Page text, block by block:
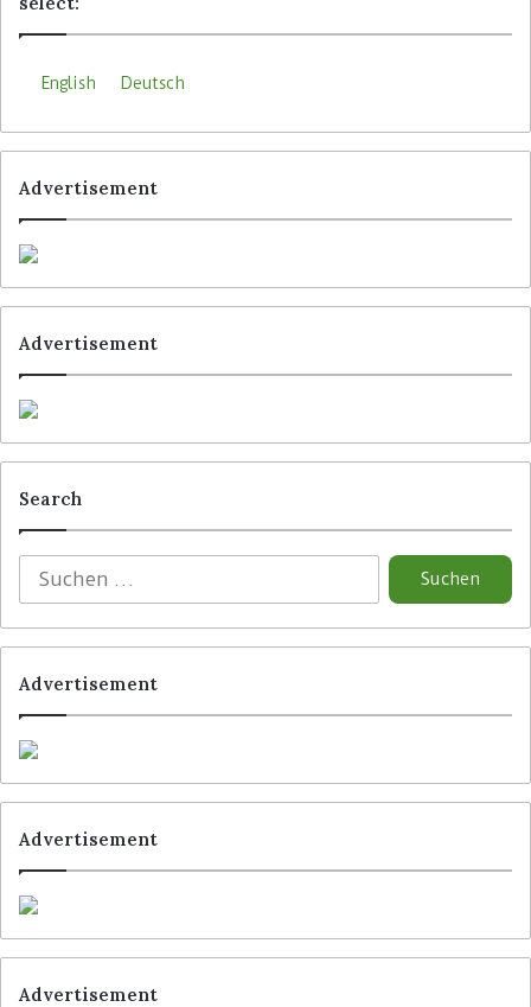
English Deutsch
Advertisement
Advertisement
Search
Advertisement
Advertisement
Advertisement